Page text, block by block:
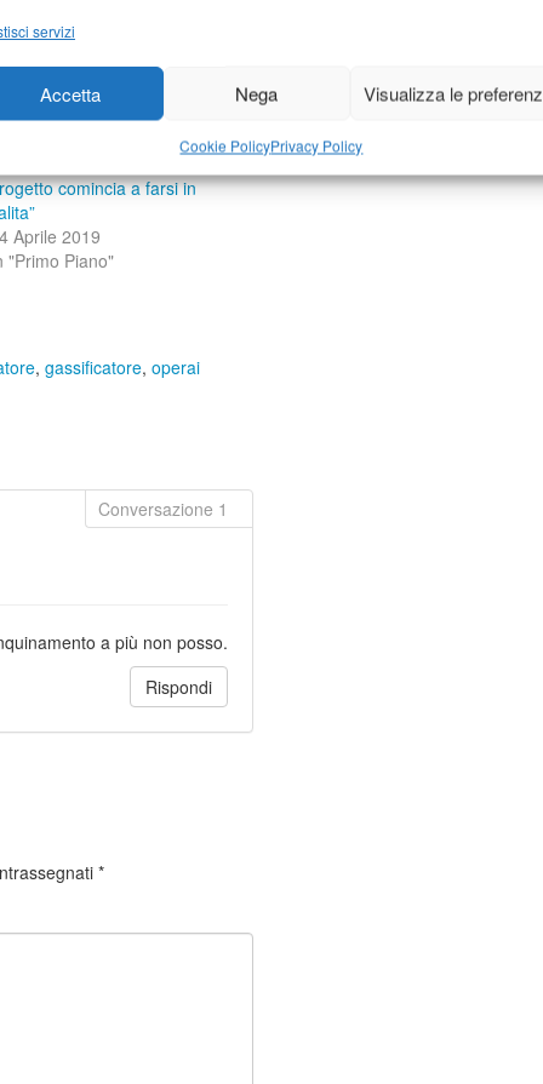
servizi
Accetta Nega Visualizza le
Cookie PolicyPrivacy Policy
“La strada del
comincia a farsi in
Aprile 2019
"Primo Piano"
, gassificatore, operai
a più non posso.
Rispondi
*